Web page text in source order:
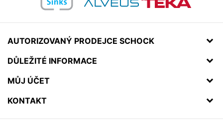
AUTORIZOVANÝ PRODEJCE SCHOCK
DŮLEŽITÉ INFORMACE
MŮJ ÚČET
KONTAKT